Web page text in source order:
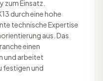
zum Einsatz.
durch eine hohe
technische Expertise
aus. Das
einen
und arbeitet
festigen und